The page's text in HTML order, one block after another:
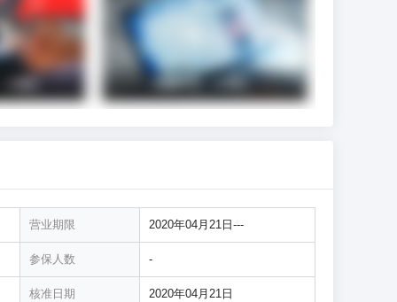
营业期限 2020年04月21日---
参保人数 -
核准日期 2020年04月21日